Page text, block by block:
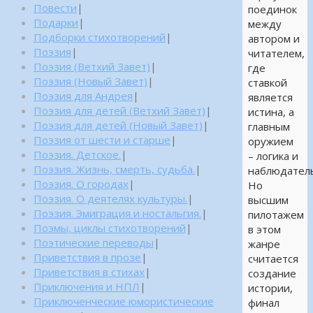
поединок
между
автором и
читателем,
где
ставкой
является
истина, а
главным
оружием
– логика и
Но
высшим
пилотажем
в этом
жанре
считается
создание
истории,
финал
Повести |
Подарки |
Подборки стихотворений |
Поэзия |
Поэзия (Ветхий Завет) |
Поэзия (Новый Завет) |
Поэзия для Андрея |
Поэзия для детей (Ветхий Завет) |
Поэзия для детей (Новый Завет) |
Поэзия от шести и старше |
Поэзия. Детское. |
Поэзия. Жизнь, смерть, судьба. |
Поэзия. О городах |
Поэзия. О деятелях культуры. |
Поэзия. Эмиграция и ностальгия. |
Поэмы, циклы стихотворений |
Поэтические переводы |
Приветствия в прозе |
Приветствия в стихах |
Приключения и НПЛ |
Приключенческие юмористические